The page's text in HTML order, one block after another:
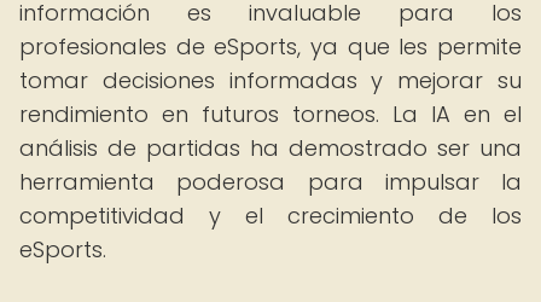
información es invaluable para los
profesionales de eSports, ya que les permite
tomar decisiones informadas y mejorar su
rendimiento en futuros torneos. La IA en el
análisis de partidas ha demostrado ser una
herramienta poderosa para impulsar la
competitividad y el crecimiento de los
eSports.